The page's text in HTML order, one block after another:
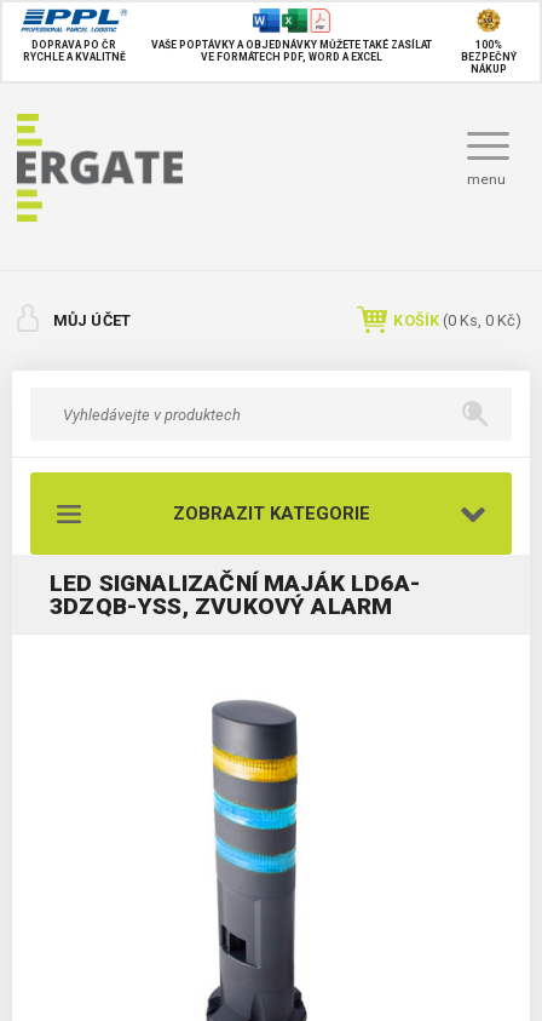
DOPRAVA PO ČR
RYCHLE A KVALITNĚ
VAŠE POPTÁVKY A OBJEDNÁVKY MŮŽETE TAKÉ ZASÍLAT
VE FORMÁTECH PDF, WORD A EXCEL
100%
BEZPEČNÝ
NÁKUP
menu
MŮJ ÚČET KOŠÍK (0 Ks, 0 Kč)
ZOBRAZIT KATEGORIE
LED SIGNALIZAČNÍ MAJÁK LD6A-
3DZQB-YSS, ZVUKOVÝ ALARM